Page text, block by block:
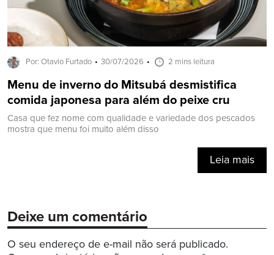
Por: Otavio Furtado 30/07/2026 2 mins leitura
Menu de inverno do Mitsubá desmistifica
comida japonesa para além do peixe cru
Casa que fez nome com qualidade e variedade dos pescados
mostra que menu foi muito além disso
Leia mais
Deixe um comentário
O seu endereço de e-mail não será publicado.